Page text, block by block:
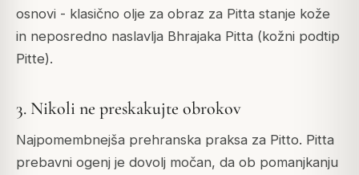
osnovi - klasično olje za obraz za Pitta stanje kože
in neposredno naslavlja Bhrajaka Pitta (kožni podtip
Pitte).
3. Nikoli ne preskakujte obrokov
Najpomembnejša prehranska praksa za Pitto. Pitta
prebavni ogenj je dovolj močan, da ob pomanjkanju